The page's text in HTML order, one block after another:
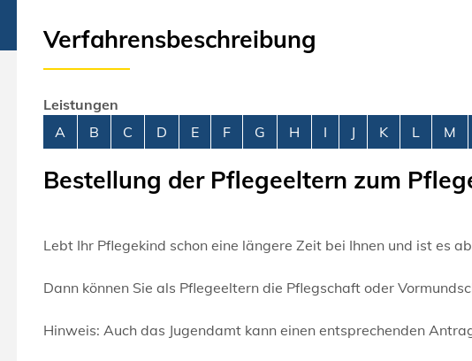
Verfahrensbeschreibung
Leistungen
Alphabetisches Register überspringen
A B C D E F G H I J K L M
Bestellung der Pflegeeltern zum
Lebt Ihr Pflegekind schon eine längere Zeit bei Ihnen und ist es
Dann können Sie als Pflegeeltern die Pflegschaft oder
Hinweis: Auch das Jugendamt kann einen entsprechenden